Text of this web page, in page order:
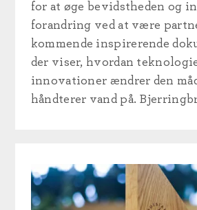
for at øge bevidstheden og
forandring ved at være
kommende inspirerende
der viser, hvordan
innovationer ændrer den
håndterer vand på.